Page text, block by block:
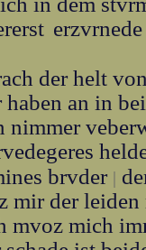
der helt
an in
nimmer
brvder |
mir der leiden
mvoz mich